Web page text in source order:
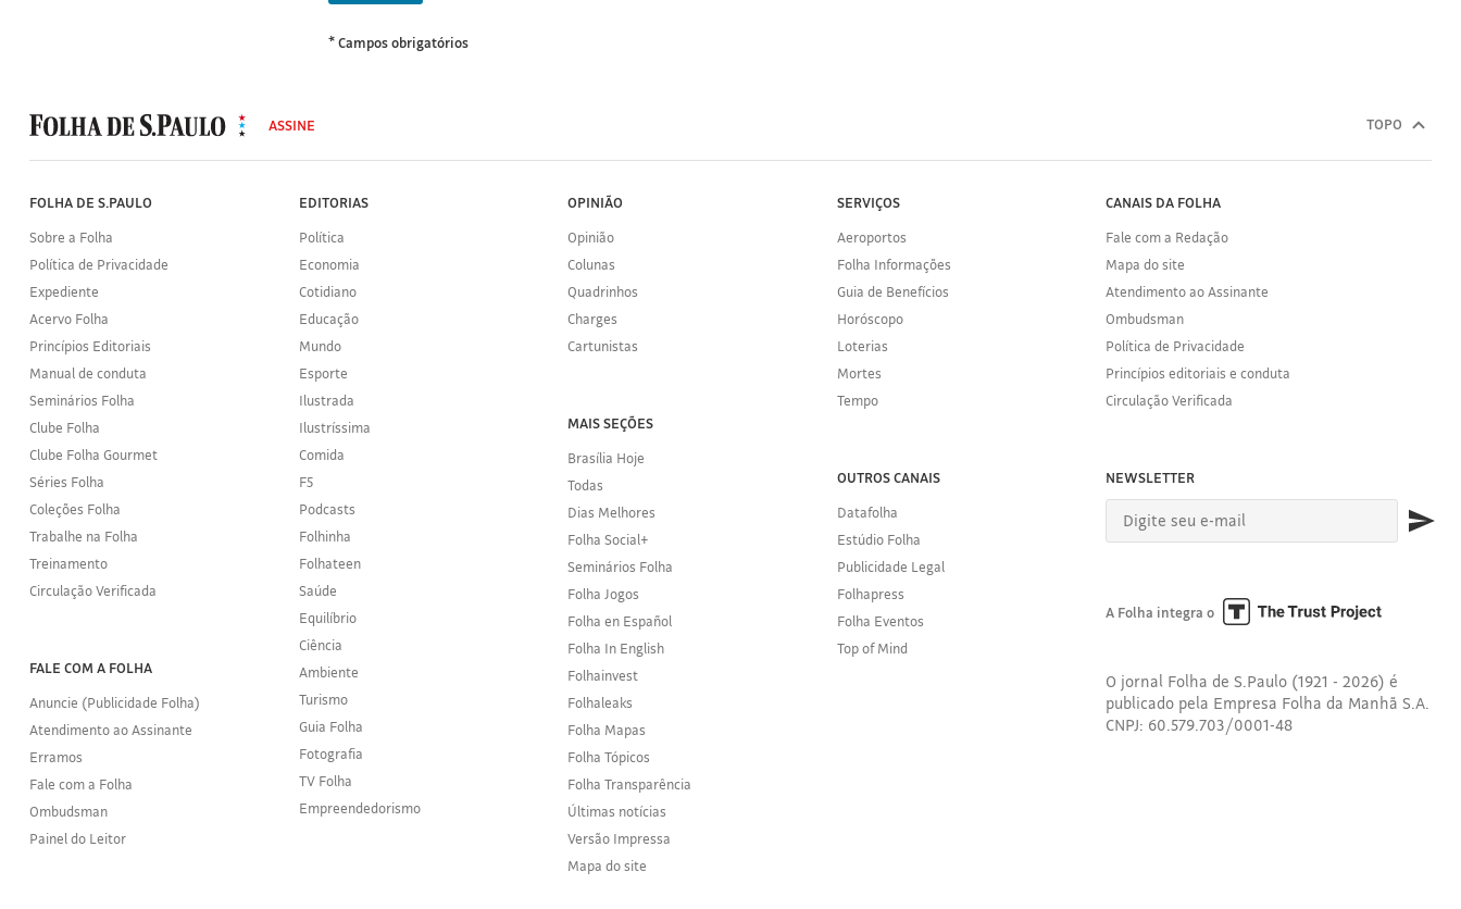
* Campos obrigatórios
Folha
de
S.Paulo
ASSINE TOPO
FOLHA DE S.PAULO
Sobre a Folha
Política de Privacidade
Expediente
Acervo Folha
Princípios Editoriais
Manual de conduta
Seminários Folha
Clube Folha
Clube Folha Gourmet
Séries Folha
Coleções Folha
Trabalhe na Folha
Treinamento
Circulação Verificada
FALE COM A FOLHA
Anuncie (Publicidade Folha)
Atendimento ao Assinante
Erramos
Fale com a Folha
Ombudsman
Painel do Leitor
EDITORIAS
Política
Economia
Cotidiano
Educação
Mundo
Esporte
Ilustrada
Ilustríssima
Comida
F5
Podcasts
Folhinha
Folhateen
Saúde
Equilíbrio
Ciência
Ambiente
Turismo
Guia Folha
Fotografia
TV Folha
Empreendedorismo
OPINIÃO
Opinião
Colunas
Quadrinhos
Charges
Cartunistas
MAIS SEÇÕES
Brasília Hoje
Todas
Dias Melhores
Folha Social+
Seminários Folha
Folha Jogos
Folha en Español
Folha In English
Folhainvest
Folhaleaks
Folha Mapas
Folha Tópicos
Folha Transparência
Últimas notícias
Versão Impressa
Mapa do site
SERVIÇOS
Aeroportos
Folha Informações
Guia de Benefícios
Horóscopo
Loterias
Mortes
Tempo
OUTROS CANAIS
Datafolha
Estúdio Folha
Publicidade Legal
Folhapress
Folha Eventos
Top of Mind
CANAIS DA FOLHA
Fale com a Redação
Mapa do site
Atendimento ao Assinante
Ombudsman
Política de Privacidade
Princípios editoriais e conduta
Circulação Verificada
NEWSLETTER
A Folha integra o
O jornal Folha de S.Paulo (1921 - 2026) é
publicado pela Empresa Folha da Manhã S.A.
CNPJ: 60.579.703/0001-48